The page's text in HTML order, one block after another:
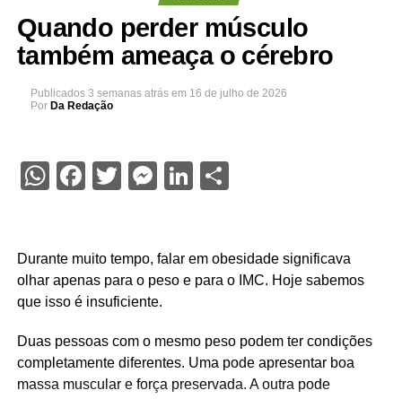
Quando perder músculo
também ameaça o cérebro
Publicados 3 semanas atrás em 16 de julho de 2026
Por Da Redação
WhatsApp
Facebook
Twitter
Messenger
LinkedIn
Share
Durante muito tempo, falar em obesidade significava
olhar apenas para o peso e para o IMC. Hoje sabemos
que isso é insuficiente.
Duas pessoas com o mesmo peso podem ter condições
completamente diferentes. Uma pode apresentar boa
massa muscular e força preservada. A outra pode